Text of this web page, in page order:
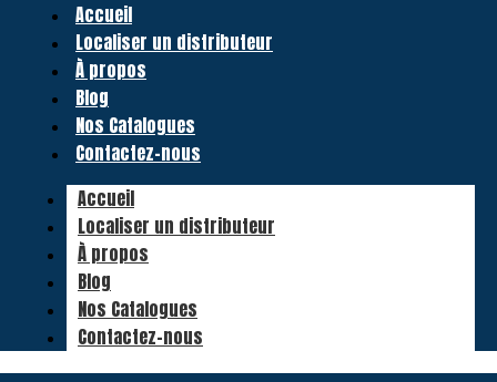
Accueil
Localiser un distributeur
À propos
Blog
Nos Catalogues
Contactez-nous
Accueil
Localiser un distributeur
À propos
Blog
Nos Catalogues
Contactez-nous